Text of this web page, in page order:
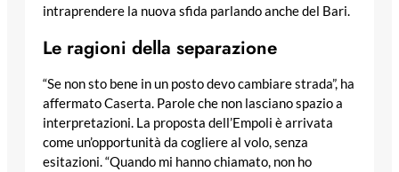
intraprendere la nuova sfida parlando anche del Bari.
Le ragioni della separazione
“Se non sto bene in un posto devo cambiare strada”, ha
affermato Caserta. Parole che non lasciano spazio a
interpretazioni. La proposta dell’Empoli è arrivata
come un’opportunità da cogliere al volo, senza
esitazioni. “Quando mi hanno chiamato, non ho